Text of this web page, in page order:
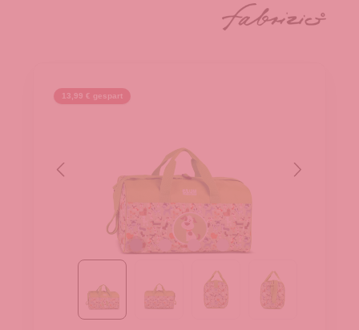
13,99 € gespart